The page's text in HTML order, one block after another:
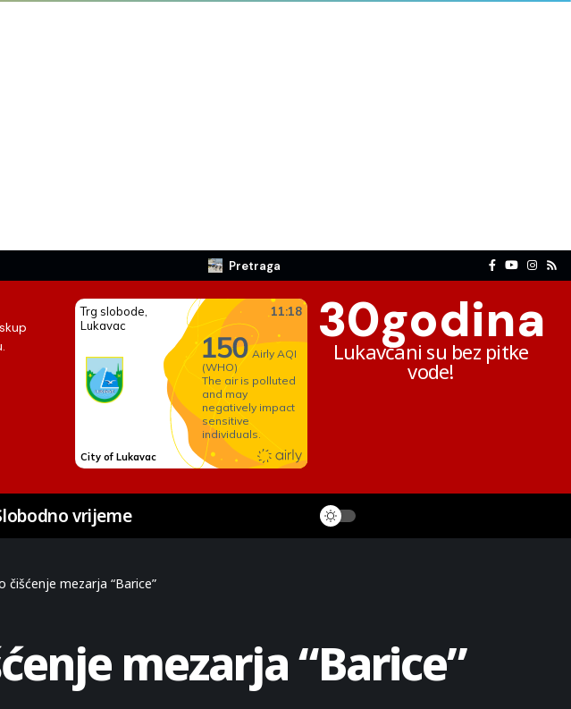
Pretraga
30godina
Lukavčani su bez pitke
vode!
vrijeme
čišćenje mezarja “Barice”
mezarja “Barice”